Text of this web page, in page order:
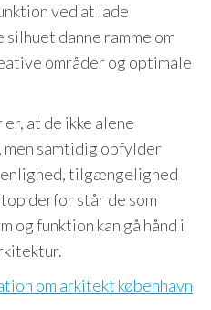
ved at lade
danne ramme om
områder og optimale
at de ikke alene
samtidig opfylder
tilgængelighed
derfor står de som
og funktion kan gå hånd i
om arkitekt københavn